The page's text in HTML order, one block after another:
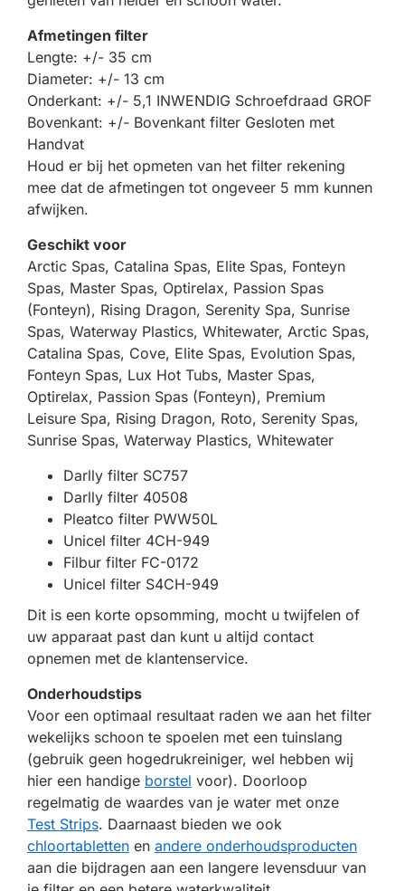
Afmetingen filter
Lengte: +/- 35 cm
Diameter: +/- 13 cm
Onderkant: +/- 5,1 INWENDIG Schroefdraad GROF
Bovenkant: +/- Bovenkant filter Gesloten met
Handvat
Houd er bij het opmeten van het filter rekening
mee dat de afmetingen tot ongeveer 5 mm kunnen
afwijken.
Geschikt voor
Arctic Spas, Catalina Spas, Elite Spas, Fonteyn
Spas, Master Spas, Optirelax, Passion Spas
(Fonteyn), Rising Dragon, Serenity Spa, Sunrise
Spas, Waterway Plastics, Whitewater, Arctic Spas,
Catalina Spas, Cove, Elite Spas, Evolution Spas,
Fonteyn Spas, Lux Hot Tubs, Master Spas,
Optirelax, Passion Spas (Fonteyn), Premium
Leisure Spa, Rising Dragon, Roto, Serenity Spas,
Sunrise Spas, Waterway Plastics, Whitewater
Darlly filter SC757
Darlly filter 40508
Pleatco filter PWW50L
Unicel filter 4CH-949
Filbur filter FC-0172
Unicel filter S4CH-949
Dit is een korte opsomming, mocht u twijfelen of
uw apparaat past dan kunt u altijd contact
opnemen met de klantenservice.
Onderhoudstips
Voor een optimaal resultaat raden we aan het filter
wekelijks schoon te spoelen met een tuinslang
(gebruik geen hogedrukreiniger, wel hebben wij
hier een handige borstel voor). Doorloop
regelmatig de waardes van je water met onze
Test Strips. Daarnaast bieden we ook
chloortabletten en andere onderhoudsproducten
aan die bijdragen aan een langere levensduur van